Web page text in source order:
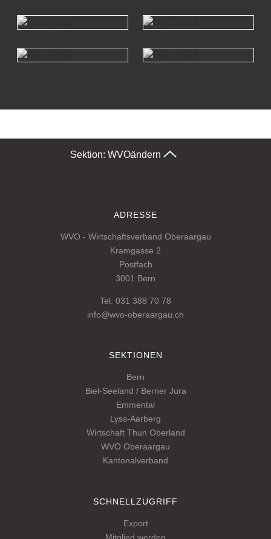
Sektion: WVOändern
ADRESSE
WVO - Wirtschaftsverband Oberaargau
Kramgasse 2
Postfach
3001 Bern
Tel. 031 388 70 78
info@wvo-oberaargau.ch
SEKTIONEN
Bern
Biel-Seeland / Berner Jura
Emmental
Lyss-Aarberg
Wirtschaft Thun Oberland
WVO Oberaargau
Kantonalverband
SCHNELLZUGRIFF
Export